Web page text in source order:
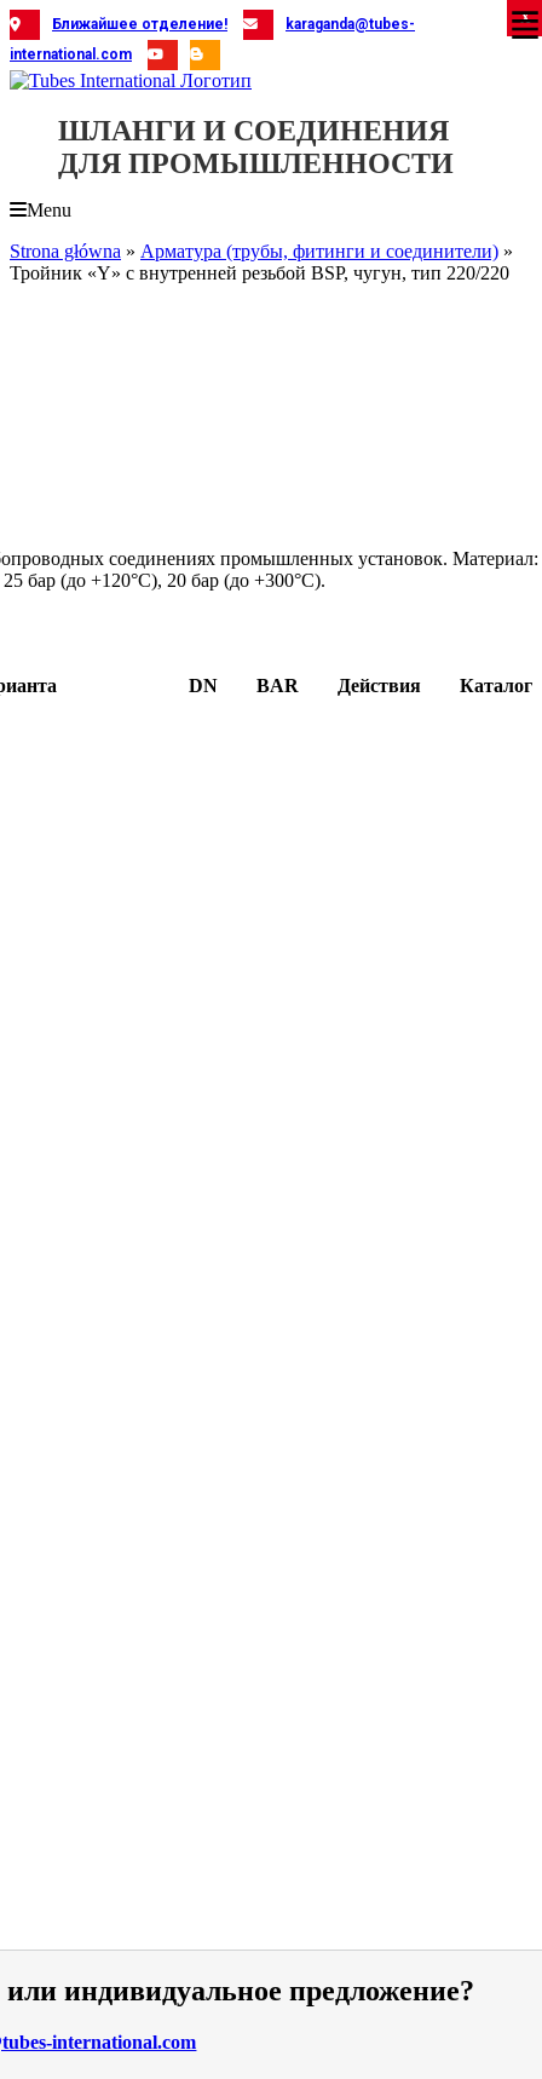
Skip
to
content
Ближайшее отделение!
karaganda@tubes-
international.com
ШЛАНГИ И СОЕДИНЕНИЯ
ДЛЯ ПРОМЫШЛЕННОСТИ
Menu
Strona główna » Арматура (трубы, фитинги и соединители) »
Тройник «Y» с внутренней резьбой BSP, чугун, тип 220/220
соединениях промышленных установок. Материал:
бар (до +120°C), 20 бар (до +300°C).
DN BAR Действия Каталог
индивидуальное предложение?
international.com
X
X
X
X
X
X
X
X
X
X
X
X
X
X
X
X
X
X
X